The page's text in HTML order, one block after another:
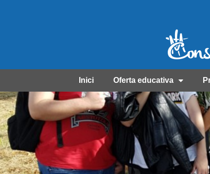
Inici Oferta educativa